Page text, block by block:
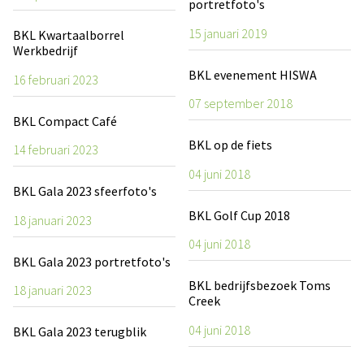
BKL Kwartaalborrel
Werkbedrijf
16 februari 2023
BKL Compact Café
14 februari 2023
BKL Gala 2023 sfeerfoto's
18 januari 2023
BKL Gala 2023 portretfoto's
18 januari 2023
BKL Gala 2023 terugblik
portretfoto's
15 januari 2019
BKL evenement HISWA
07 september 2018
BKL op de fiets
04 juni 2018
BKL Golf Cup 2018
04 juni 2018
BKL bedrijfsbezoek Toms
Creek
04 juni 2018